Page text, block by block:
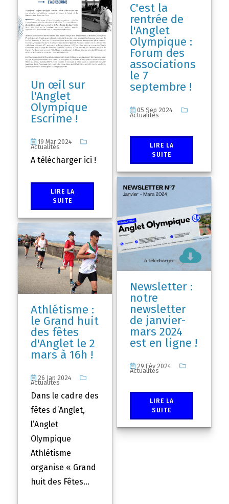
C'est la
rentrée de
l'Anglet
Olympique :
Forum des
associations
le 7
septembre !
05 Sep 2024
Actualités
LIRE LA
SUITE
Un œil sur
l'Anglet
Olympique
Escrime !
19 Mar 2024
Actualités
A télécharger ici !
LIRE LA
SUITE
Newsletter :
notre
newsletter
de janvier-
mars 2024
est en ligne !
29 Fév 2024
Actualités
LIRE LA
SUITE
Athlétisme :
le Grand huit
des fêtes
d'Anglet le 2
mars à 16h !
26 Jan 2024
Actualités
Dans le cadre des
fêtes d’Anglet,
l’Anglet
Olympique
Athlétisme
organise « Grand
huit des Fêtes...